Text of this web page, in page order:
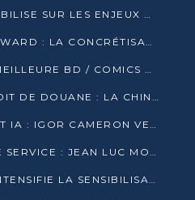
CONGO TERMINAL SENSIBILISE SUR LES ENJEUX DE LA SANTÉ MENTALE EN
LE SOMMET AFRICA FORWARD : LA CONCRÉTISATION DE PARTENARIATS ÉQUILIBRÉS ET TOURNÉS VERS L’AVENIR ENTRE LE CONTINENT AFRICAIN ET LA FRANCE
NEA ÉDITIONS SACRÉE MEILLEURE BD / COMICS D’AFRIQUE AU KENYA
(MULTIMÉDIA) ZÉRO DROIT DE DOUANE : LA CHINE ET L’AFRIQUE VERS UNE PROXIMITÉ SANS PRÉCÉDENT (PAPIER GÉNÉRAL)
LANGUES NATIONALES ET IA : IGOR CAMERON VEUT ARRIMER LA STRATÉGIE IA À LA LOI SUR LA RECHERCHE
CERTIFICAT DE PRISE DE SERVICE : JEAN LUC MOUTHOU DÉMENT UNE « FAKE NEWS »
CHOLÉRA : LE CONGO INTENSIFIE LA SENSIBILISATION AU MARCHÉ DE TALANGAÏ